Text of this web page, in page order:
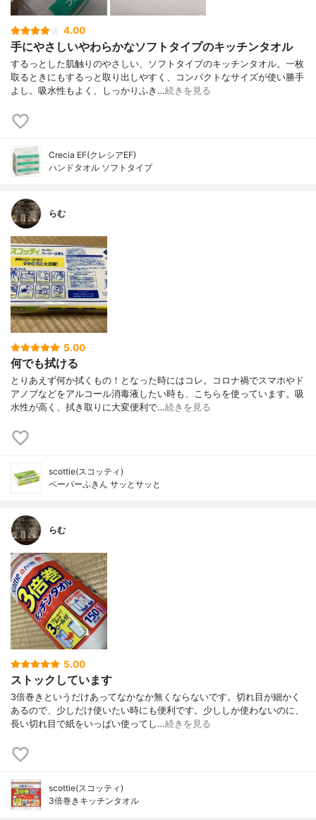
4.00
手にやさしいやわらかなソフトタイプのキッチンタオル
するっとした肌触りのやさしい、ソフトタイプのキッチンタオル。一枚
取るときにもするっと取り出しやすく、コンパクトなサイズが使い勝手
よし。吸水性もよく、しっかりふき…続きを見る
Crecia EF(クレシアEF)
ハンドタオル ソフトタイプ
らむ
5.00
何でも拭ける
とりあえず何か拭くもの！となった時にはコレ。コロナ禍でスマホやド
アノブなどをアルコール消毒液したい時も、こちらを使っています。吸
水性が高く、拭き取りに大変便利で…続きを見る
scottie(スコッティ)
ペーパーふきん サッとサッと
らむ
5.00
ストックしています
3倍巻きというだけあってなかなか無くならないです。切れ目が細かく
あるので、少しだけ使いたい時にも便利です。少ししか使わないのに、
長い切れ目で紙をいっぱい使ってし…続きを見る
scottie(スコッティ)
3倍巻きキッチンタオル